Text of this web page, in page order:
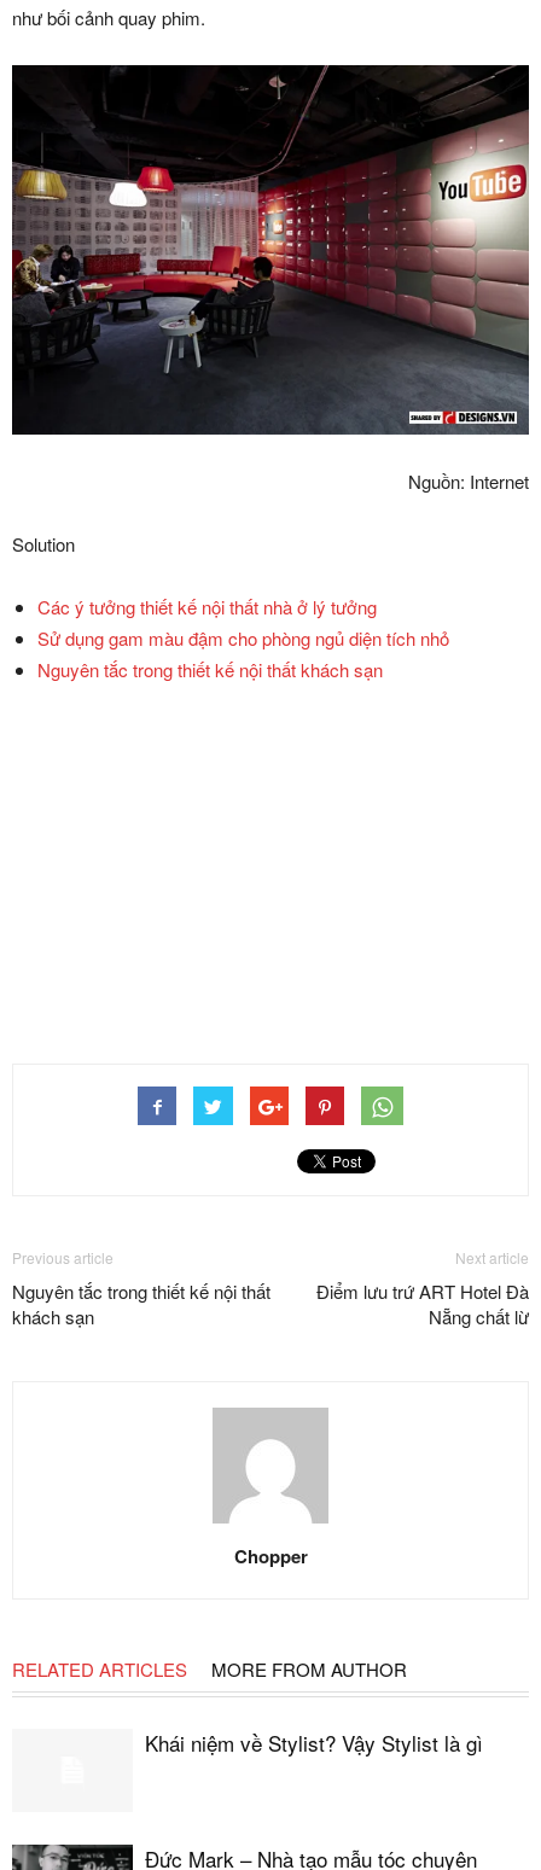
như bối cảnh quay phim.
Nguồn: Internet
Solution
Các ý tưởng thiết kế nội thất nhà ở lý tưởng
Sử dụng gam màu đậm cho phòng ngủ diện tích nhỏ
Nguyên tắc trong thiết kế nội thất khách sạn
Previous article
Nguyên tắc trong thiết kế nội thất
khách sạn
Next article
Điểm lưu trứ ART Hotel Đà
Nẵng chất lừ
Chopper
RELATED ARTICLES MORE FROM AUTHOR
Khái niệm về Stylist? Vậy Stylist là gì
Đức Mark – Nhà tạo mẫu tóc chuyên